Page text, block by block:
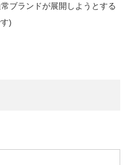
ブランドが展開しようとする
)